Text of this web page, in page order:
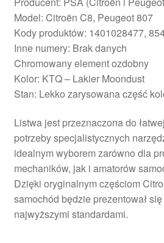
Model: Citroën C8, Peugeot 807
Kody produktów: 1401028477,
Inne numery: Brak danych
Chromowany element ozdobny
Kolor: KTQ – Lakier Moondust
Stan: Lekko zarysowana część
Listwa jest przeznaczona do
potrzeby specjalistycznych
idealnym wyborem zarówno dla
mechaników, jak i amatorów
Dzięki oryginalnym częściom
samochód będzie prezentował
najwyższymi standardami.